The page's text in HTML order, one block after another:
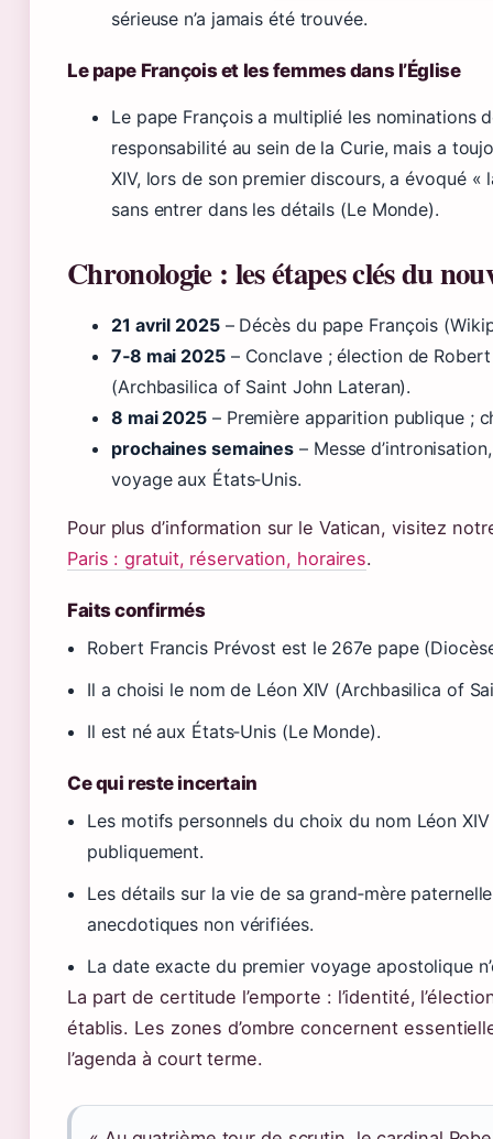
sérieuse n’a jamais été trouvée.
Le pape François et les femmes dans l’Église
Le pape François a multiplié les nominations
responsabilité au sein de la Curie, mais a
XIV, lors de son premier discours, a évoqué «
sans entrer dans les détails (Le Monde).
Chronologie : les étapes clés du
21 avril 2025– Décès du pape François
7‑8 mai 2025– Conclave ; élection de
(Archbasilica of Saint John Lateran).
8 mai 2025 – Première apparition publique ;
prochaines semaines – Messe
voyage aux États‑Unis.
Pour plus d’information sur le Vatican, visitez
Paris : gratuit, réservation, horaires.
Faits confirmés
Robert Francis Prévost est le 267e pape
Il a choisi le nom de Léon XIV (Archbasilica of
Il est né aux États‑Unis (Le Monde).
Ce qui reste incertain
Les motifs personnels du choix du nom Léon
publiquement.
Les détails sur la vie de sa grand‑mère
anecdotiques non vérifiées.
La date exacte du premier voyage apostolique
La part de certitude l’emporte : l’identité,
établis. Les zones d’ombre concernent
l’agenda à court terme.